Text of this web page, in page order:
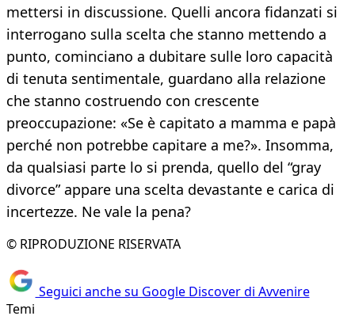
mettersi in discussione. Quelli ancora fidanzati si
interrogano sulla scelta che stanno mettendo a
punto, cominciano a dubitare sulle loro capacità
di tenuta sentimentale, guardano alla relazione
che stanno costruendo con crescente
preoccupazione: «Se è capitato a mamma e papà
perché non potrebbe capitare a me?». Insomma,
da qualsiasi parte lo si prenda, quello del “gray
divorce” appare una scelta devastante e carica di
incertezze. Ne vale la pena?
© RIPRODUZIONE RISERVATA
Seguici anche su Google Discover di Avvenire
Temi